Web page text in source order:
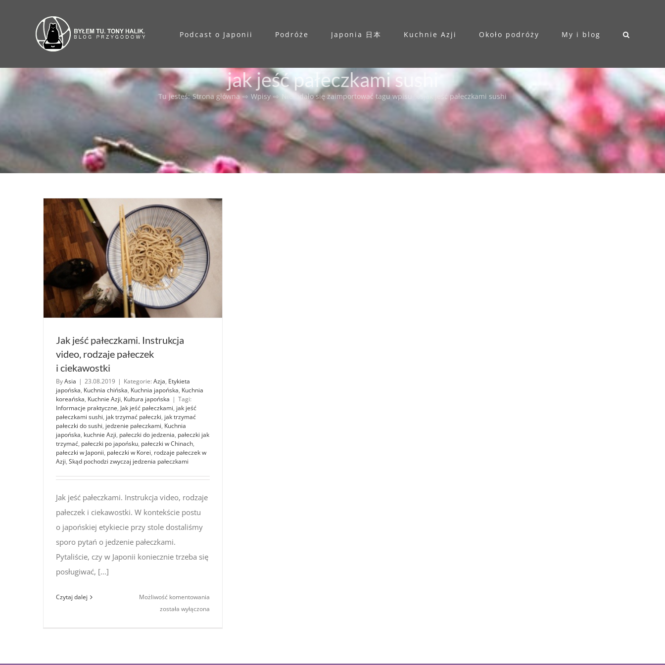
Podcast o Japonii Podróże Japonia 日本 Kuchnie Azji Około podróży My i blog
jak jeść pałeczkami sushi
Tu jesteś: Strona główna ⇨ Wpisy ⇨ Nie udało się zaimportować tagu wpisu %s jak jeść pałeczkami sushi
Jak jeść pałeczkami. Instrukcja
video, rodzaje pałeczek
i ciekawostki
ByAsia | 23.08.2019 | Kategorie: Azja, Etykieta
japońska, Kuchnia chińska, Kuchnia japońska, Kuchnia
koreańska, Kuchnie Azji, Kultura japońska | Tagi:
Informacje praktyczne, Jak jeść pałeczkami, jak jeść
pałeczkami sushi, jak trzymać pałeczki, jak trzymać
pałeczki do sushi, jedzenie pałeczkami, Kuchnia
japońska, kuchnie Azji, pałeczki do jedzenia, pałeczki jak
trzymać, pałeczki po japońsku, pałeczki w Chinach,
pałeczki w Japonii, pałeczki w Korei, rodzaje pałeczek w
Azji, Skąd pochodzi zwyczaj jedzenia pałeczkami
Jak jeść pałeczkami. Instrukcja video, rodzaje
pałeczek i ciekawostki. W kontekście postu
o japońskiej etykiecie przy stole dostaliśmy
sporo pytań o jedzenie pałeczkami.
Pytaliście, czy w Japonii koniecznie trzeba się
posługiwać, [...]
Czytaj dalej Możliwość komentowania
została wyłączona